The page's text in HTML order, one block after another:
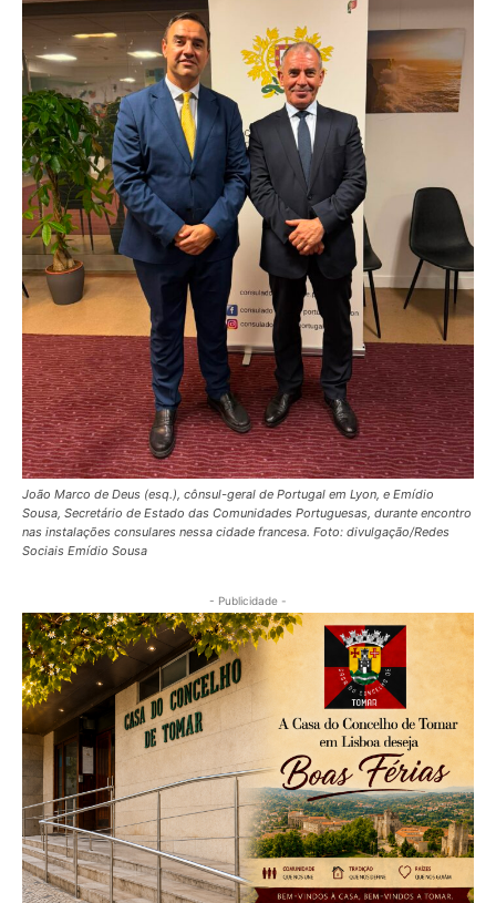
João Marco de Deus (esq.), cônsul-geral de Portugal em Lyon, e Emídio
Sousa, Secretário de Estado das Comunidades Portuguesas, durante encontro
nas instalações consulares nessa cidade francesa. Foto: divulgação/Redes
Sociais Emídio Sousa
- Publicidade -